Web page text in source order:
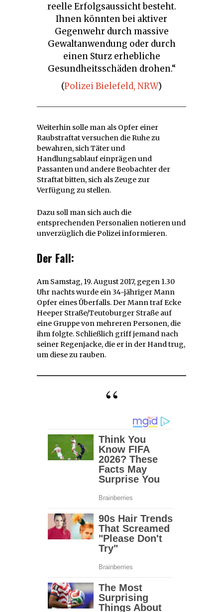
reelle Erfolgsaussicht besteht.
Ihnen könnten bei aktiver
Gegenwehr durch massive
Gewaltanwendung oder durch
einen Sturz erhebliche
Gesundheitsschäden drohen.“
( Polizei Bielefeld, NRW)
Weiterhin solle man als Opfer einer
Raubstraftat versuchen die Ruhe zu
bewahren, sich Täter und
Handlungsablauf einprägen und
Passanten und andere Beobachter der
Straftat bitten, sich als Zeuge zur
Verfügung zu stellen.
Dazu soll man sich auch die
entsprechenden Personalien notieren und
unverzüglich die Polizei informieren.
Der Fall:
Am Samstag, 19. August 2017, gegen 1.30
Uhr nachts wurde ein 34-jähriger Mann
Opfer eines Überfalls. Der Mann traf Ecke
Heeper Straße/Teutoburger Straße auf
eine Gruppe von mehreren Personen, die
ihm folgte. Schließlich griff jemand nach
seiner Regenjacke, die er in der Hand trug,
um diese zu rauben.